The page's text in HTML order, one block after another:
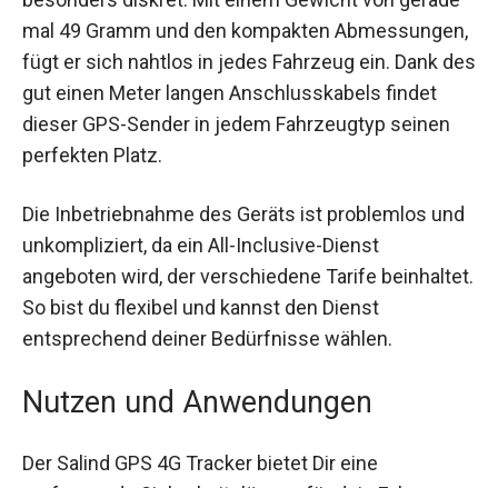
versteckten Montagemöglichkeit besonders
diskret. Mit einem Gewicht von gerade mal 49
Gramm und den kompakten Abmessungen, fügt
er sich nahtlos in jedes Fahrzeug ein. Dank des
gut einen Meter langen Anschlusskabels findet
dieser GPS-Sender in jedem Fahrzeugtyp seinen
perfekten Platz.
Die Inbetriebnahme des Geräts ist problemlos
und unkompliziert, da ein All-Inclusive-Dienst
angeboten wird, der verschiedene Tarife
beinhaltet. So bist du flexibel und kannst den
Dienst entsprechend deiner Bedürfnisse wählen.
Nutzen und Anwendungen